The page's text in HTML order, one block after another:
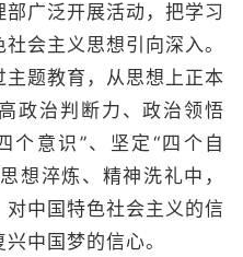
广泛开展活动，把学习
会主义思想引向深入。
题教育，从思想上正本
政治判断力、政治领悟
个意识”、坚定“四个自
想淬炼、精神洗礼中，
中国特色社会主义的信
中国梦的信心。